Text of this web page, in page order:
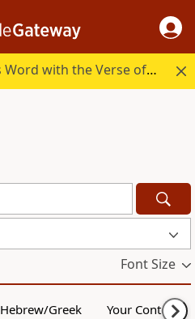
Start your day in God's Word with the Verse of the Day.
Font Size
Hebrew/Greek Your Content